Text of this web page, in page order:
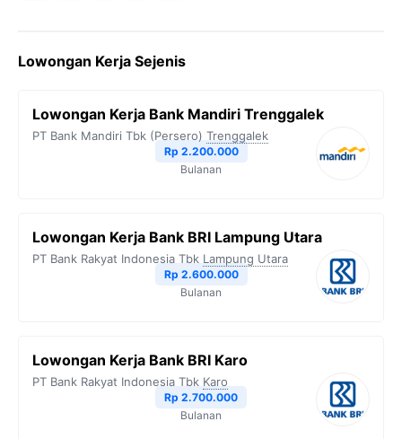
e
o
t
e
e
r
t
A
y
n
k
Lowongan Kerja Sejenis
Lowongan Kerja Bank Mandiri Trenggalek
PT Bank Mandiri Tbk (Persero) Trenggalek
Rp 2.200.000
Bulanan
Lowongan Kerja Bank BRI Lampung Utara
PT Bank Rakyat Indonesia Tbk Lampung Utara
Rp 2.600.000
Bulanan
Lowongan Kerja Bank BRI Karo
PT Bank Rakyat Indonesia Tbk Karo
Rp 2.700.000
Bulanan